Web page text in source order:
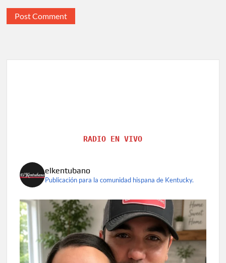
RADIO EN VIVO
elkentubano
Publicación para la comunidad hispana de Kentucky.